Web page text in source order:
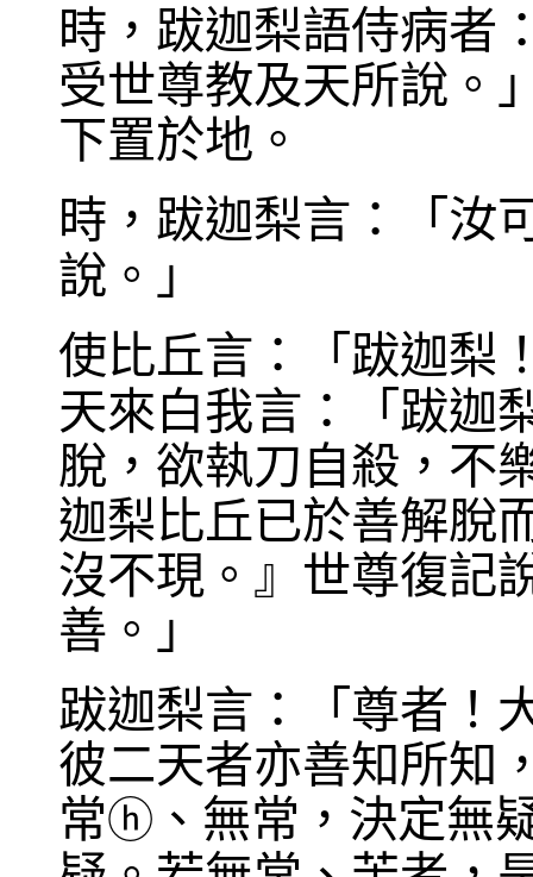
時，跋迦梨語侍病者
受世尊教及天所說。
下置於地。
時，跋迦梨言：「汝
說。」
使比丘言：「跋迦梨
天來白我言：「跋迦
脫，欲執刀自殺，不
迦梨比丘已於善解脫
沒不現。』世尊復記
善。」
跋迦梨言：「尊者！
彼二天者亦善知所知
常ⓗ 、無常，決定無